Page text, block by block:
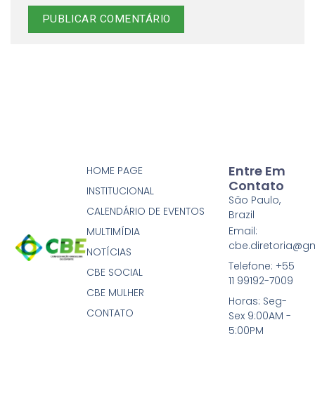
HOME PAGE
INSTITUCIONAL
CALENDÁRIO DE EVENTOS
MULTIMÍDIA
NOTÍCIAS
CBE SOCIAL
CBE MULHER
CONTATO
Entre Em
Contato
São Paulo,
Brazil
Email:
Telefone: +55
11 99192-7009
Horas: Seg-
Sex 9:00AM -
5:00PM